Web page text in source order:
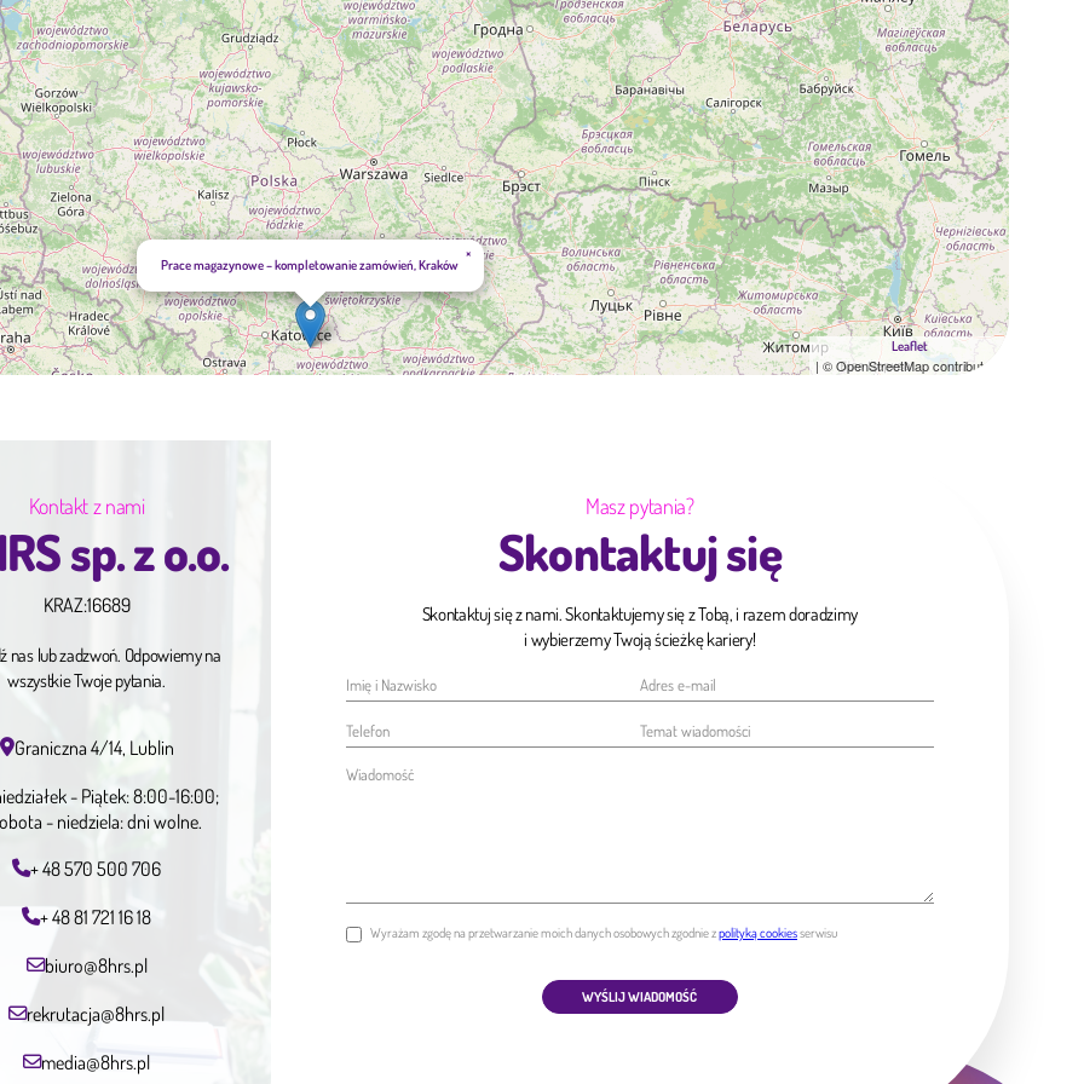
Prace magazynowe – kompletowanie zamówień, Kraków
×
Leaflet
| © OpenStreetMap contributors
Kontakt z nami
sp. z o.o.
KRAZ:16689
nas lub zadzwoń. Odpowiemy na
wszystkie Twoje pytania.
Graniczna 4/14, Lublin
- Piątek: 8:00-16:00;
- niedziela: dni wolne.
+ 48 570 500 706
+ 48 81 721 16 18
biuro@8hrs.pl
rekrutacja@8hrs.pl
media@8hrs.pl
Masz pytania?
Skontaktuj się
Skontaktuj się z nami. Skontaktujemy się z Tobą, i razem doradzimy
i wybierzemy Twoją ścieżkę kariery!
Wyrażam zgodę na przetwarzanie moich danych osobowych zgodnie zpolityką cookiesserwisu
WYŚLIJ WIADOMOŚĆ